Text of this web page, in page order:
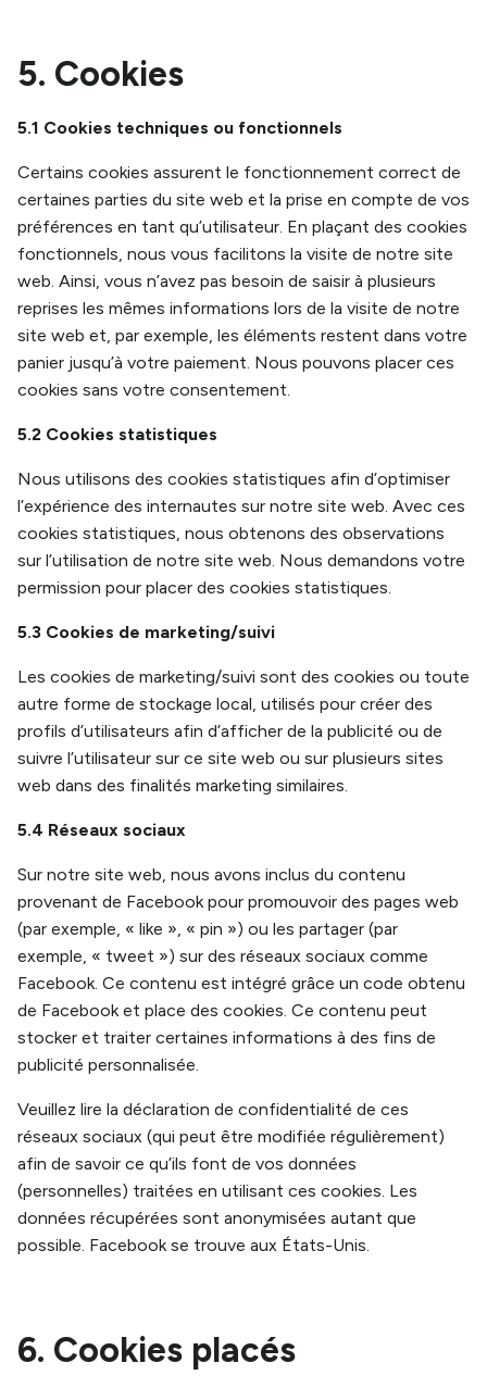
5. Cookies
5.1 Cookies techniques ou fonctionnels
Certains cookies assurent le fonctionnement correct de
certaines parties du site web et la prise en compte de vos
préférences en tant qu’utilisateur. En plaçant des cookies
fonctionnels, nous vous facilitons la visite de notre site
web. Ainsi, vous n’avez pas besoin de saisir à plusieurs
reprises les mêmes informations lors de la visite de notre
site web et, par exemple, les éléments restent dans votre
panier jusqu’à votre paiement. Nous pouvons placer ces
cookies sans votre consentement.
5.2 Cookies statistiques
Nous utilisons des cookies statistiques afin d’optimiser
l’expérience des internautes sur notre site web. Avec ces
cookies statistiques, nous obtenons des observations
sur l’utilisation de notre site web. Nous demandons votre
permission pour placer des cookies statistiques.
5.3 Cookies de marketing/suivi
Les cookies de marketing/suivi sont des cookies ou toute
autre forme de stockage local, utilisés pour créer des
profils d’utilisateurs afin d’afficher de la publicité ou de
suivre l’utilisateur sur ce site web ou sur plusieurs sites
web dans des finalités marketing similaires.
5.4 Réseaux sociaux
Sur notre site web, nous avons inclus du contenu
provenant de Facebook pour promouvoir des pages web
(par exemple, « like », « pin ») ou les partager (par
exemple, « tweet ») sur des réseaux sociaux comme
Facebook. Ce contenu est intégré grâce un code obtenu
de Facebook et place des cookies. Ce contenu peut
stocker et traiter certaines informations à des fins de
publicité personnalisée.
Veuillez lire la déclaration de confidentialité de ces
réseaux sociaux (qui peut être modifiée régulièrement)
afin de savoir ce qu’ils font de vos données
(personnelles) traitées en utilisant ces cookies. Les
données récupérées sont anonymisées autant que
possible. Facebook se trouve aux États-Unis.
6. Cookies placés